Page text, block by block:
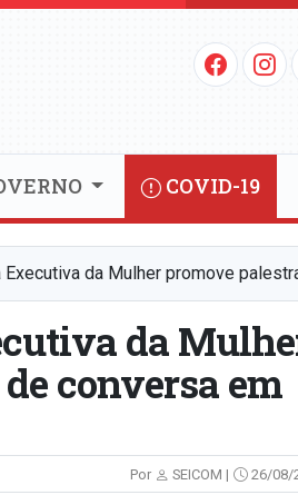
COVID-19
da Mulher promove
da
conversa em
Por SEICOM | 26/08/